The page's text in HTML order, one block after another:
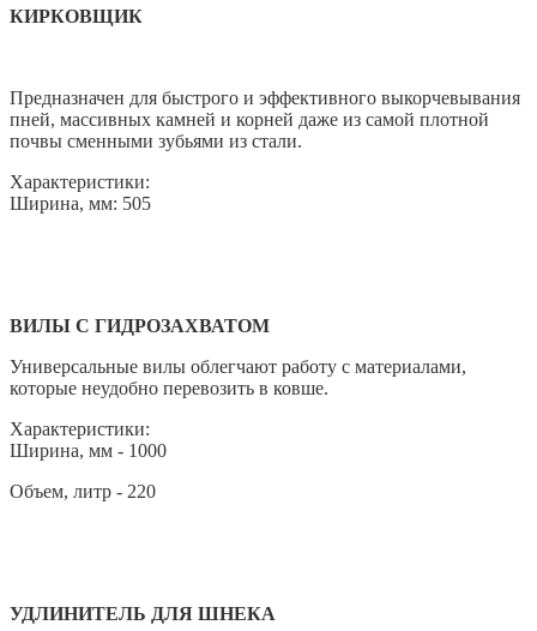
КИРКОВЩИК
Предназначен для быстрого и эффективного выкорчевывания
пней, массивных камней и корней даже из самой плотной
почвы сменными зубьями из стали.
Характеристики:
Ширина, мм: 505
ВИЛЫ С ГИДРОЗАХВАТОМ
Универсальные вилы облегчают работу с материалами,
которые неудобно перевозить в ковше.
Характеристики:
Ширина, мм - 1000
Объем, литр - 220
УДЛИНИТЕЛЬ ДЛЯ ШНЕКА